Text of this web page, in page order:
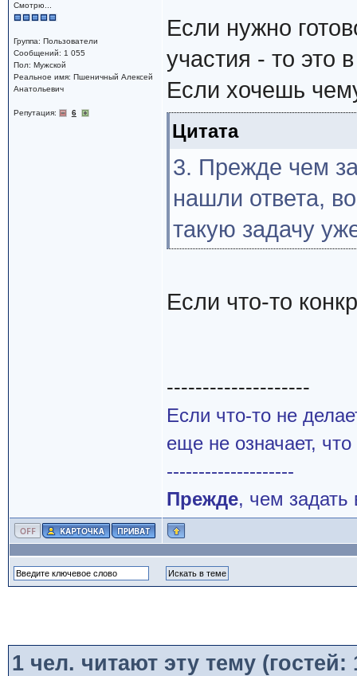
Смотрю...
Группа: Пользователи
Сообщений: 1 055
Пол: Мужской
Реальное имя: Пшеничный Алексей
Анатольевич
Репутация: 6
Если нужно
участия - то это
Если хочешь
Цитата
3. Прежде чем
нашли ответа,
такую задачу
Если что-то
--------------------
Если что-то не
еще не означает,
--------------------
Прежде, чем задать
1чел. читают эту тему